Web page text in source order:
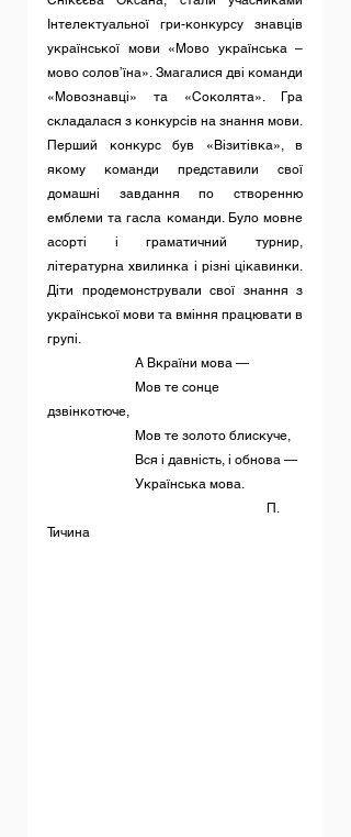
Інтелектуальної гри-конкурсу знавців
української мови «Мово українська –
мово солов’їна». Змагалися дві команди
«Мовознавці» та «Соколята». Гра
складалася з конкурсів на знання мови.
Перший конкурс був «Візитівка», в
якому команди представили свої
домашні завдання по створенню
емблеми та гасла команди. Було мовне
асорті і граматичний турнир,
літературна хвилинка і різні цікавинки.
Діти продемонстрували свої знання з
української мови та вміння працювати в
групі.
		А Вкраїни мова —
дзвінкотюче,
		Мов те золото блискуче,
		Вся і давність, і обнова —
		Українська мова.
Тичина